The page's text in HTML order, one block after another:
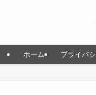
ホーム プライバ